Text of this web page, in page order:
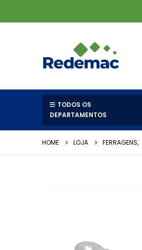
TODOS OS
DEPARTAMENTOS
HOME LOJA FERRAGENS,